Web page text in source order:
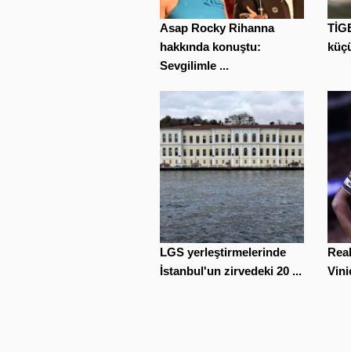
Asap Rocky Rihanna
hakkında konuştu:
Sevgilimle ...
LGS yerleştirmelerinde
İstanbul'un zirvedeki 20 ...